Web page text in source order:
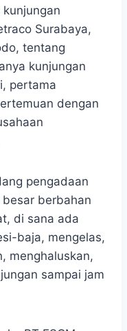
Surabaya,
tentang
kunjungan
pertama
dengan
pengadaan
berbahan
di sana ada
baja, mengelas,
menghaluskan,
sampai jam